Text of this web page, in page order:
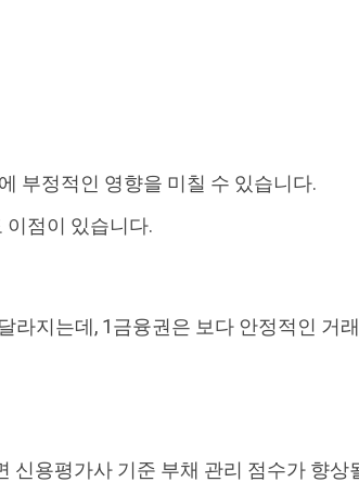
부정적인 영향을 미칠 수 있습니다.
이점이 있습니다.
라지는데, 1금융권은 보다 안정적인 거
신용평가사 기준 부채 관리 점수가 향상